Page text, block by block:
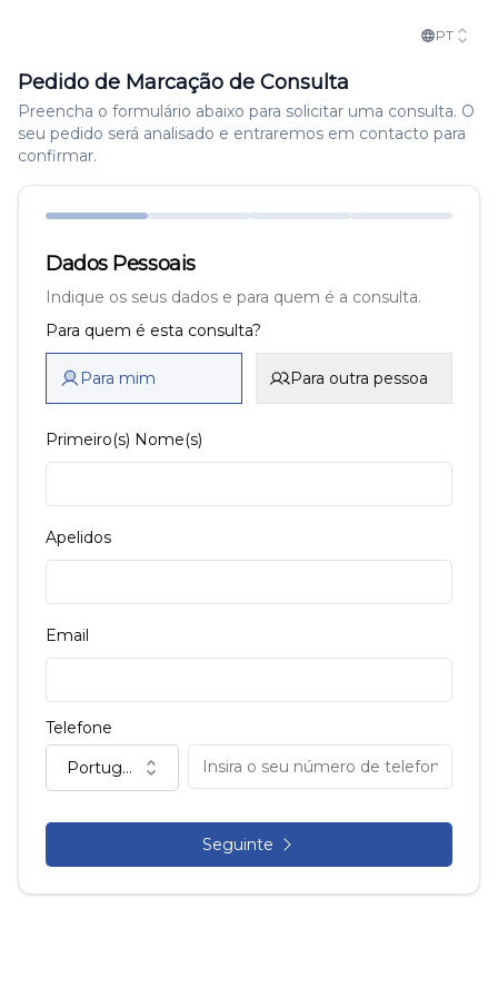
PT
Pedido de Marcação de Consulta
Preencha o formulário abaixo para solicitar uma consulta. O
seu pedido será analisado e entraremos em contacto para
confirmar.
Dados Pessoais
Indique os seus dados e para quem é a consulta.
Para quem é esta consulta?
Para mim Para outra pessoa
Primeiro(s) Nome(s)
Apelidos
Email
Telefone
Portugal (+351)
Seguinte